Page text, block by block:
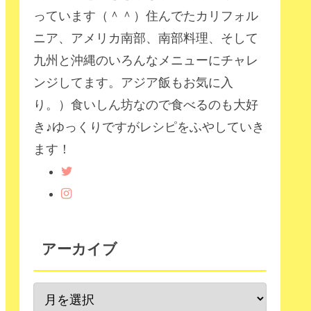
っています（＾＾）住んでたカリフォル
ニア、アメリカ南部、南部料理、そして
九州と沖縄のいろんなメニューにチャレ
ンジしてます。アジア飯もお気に入
り。）食いしん坊なので食べるのも大好
き♪ゆっくりですがレシピをふやしていき
ます！
アーカイブ